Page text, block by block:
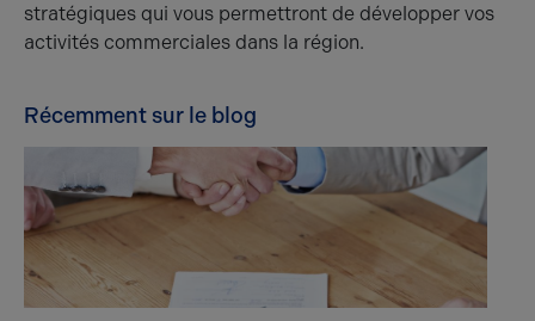
stratégiques qui vous permettront de développer vos
activités commerciales dans la région.
Récemment sur le blog